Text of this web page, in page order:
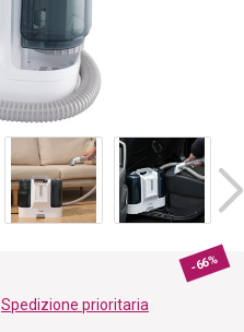
-66%
Spedizione prioritaria